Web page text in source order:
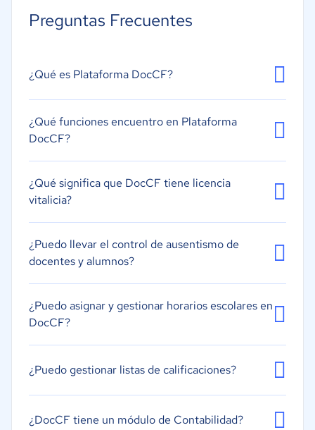
Gestión de programas de estudio
Portal de padres y estudiantes
Preguntas Frecuentes
¿Qué es Plataforma DocCF?
¿Qué funciones encuentro en Plataforma
DocCF?
¿Qué significa que DocCF tiene licencia
vitalicia?
¿Puedo llevar el control de ausentismo de
docentes y alumnos?
¿Puedo asignar y gestionar horarios escolares en
DocCF?
¿Puedo gestionar listas de calificaciones?
¿DocCF tiene un módulo de Contabilidad?